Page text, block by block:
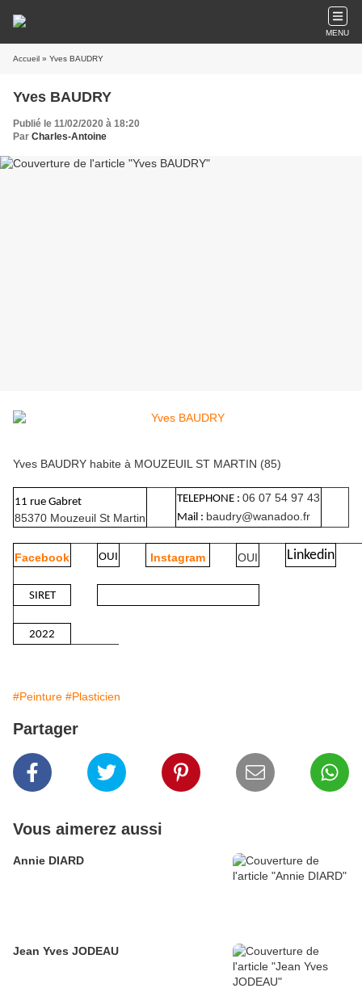
MENU
Accueil » Yves BAUDRY
Yves BAUDRY
Publié le 11/02/2020 à 18:20
Par Charles-Antoine
Yves BAUDRY habite à MOUZEUIL ST MARTIN (85)
11 rue Gabret
85370 Mouzeuil St Martin
TELEPHONE : 06 07 54 97 43
Mail : baudry@wanadoo.fr
Facebook OUI Instagram OUI Linkedin
SIRET
2022
#Peinture #Plasticien
Partager
Vous aimerez aussi
Annie DIARD
Jean Yves JODEAU